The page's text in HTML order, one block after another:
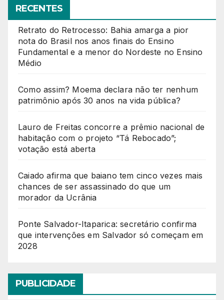
RECENTES
Retrato do Retrocesso: Bahia amarga a pior
nota do Brasil nos anos finais do Ensino
Fundamental e a menor do Nordeste no Ensino
Médio
Como assim? Moema declara não ter nenhum
patrimônio após 30 anos na vida pública?
Lauro de Freitas concorre a prêmio nacional de
habitação com o projeto “Tá Rebocado”;
votação está aberta
Caiado afirma que baiano tem cinco vezes mais
chances de ser assassinado do que um
morador da Ucrânia
Ponte Salvador-Itaparica: secretário confirma
que intervenções em Salvador só começam em
2028
PUBLICIDADE